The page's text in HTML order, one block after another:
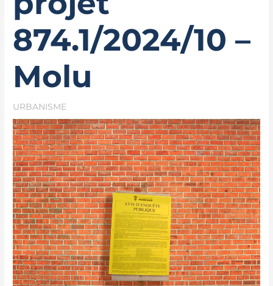
874.1/2024/10 –
Molu
URBANISME